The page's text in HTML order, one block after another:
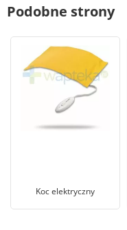
Podobne strony
Koc elektryczny